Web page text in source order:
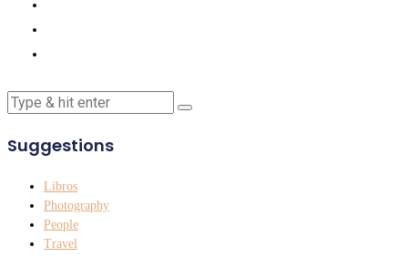
Suggestions
Libros
Photography
People
Travel